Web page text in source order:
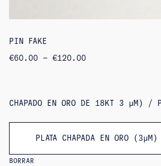
PIN FAKE
€60.00 – €120.00RANGO
€
A
€
CHAPADO EN ORO DE 18KT 3 ΜM) /
PLATA CHAPADA EN ORO (3ΜM)
BORRAR